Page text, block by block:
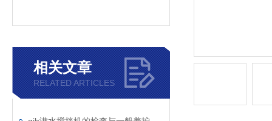
相关文章
RELATED ARTICLES